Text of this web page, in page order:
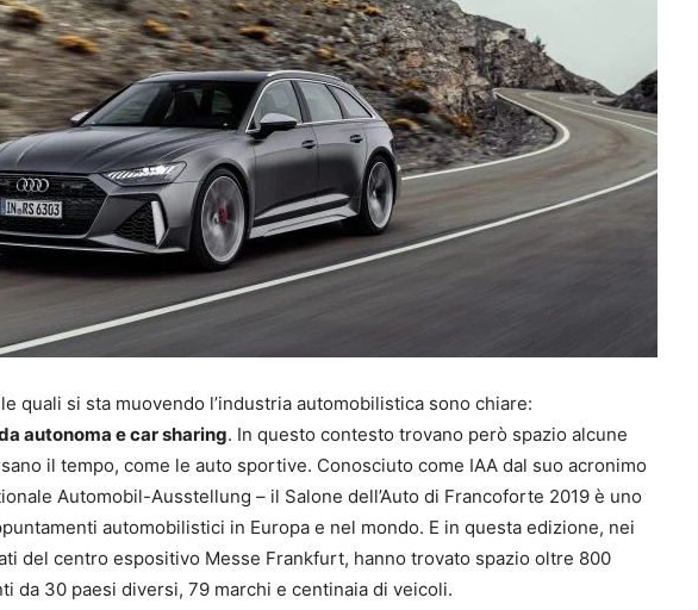
quali si sta muovendo l’industria automobilistica sono chiare:
autonoma e car sharing. In questo contesto trovano però spazio alcune
il tempo, come le auto sportive. Conosciuto come IAA dal suo acronimo
Automobil-Ausstellung – il Salone dell’Auto di Francoforte 2019 è uno
automobilistici in Europa e nel mondo. E in questa edizione, nei
del centro espositivo Messe Frankfurt, hanno trovato spazio oltre 800
da 30 paesi diversi, 79 marchi e centinaia di veicoli.